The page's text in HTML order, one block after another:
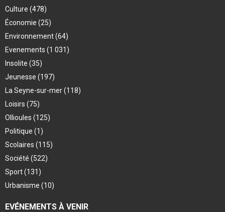
Culture (478)
Économie (25)
Environnement(64)
Evenements (1 031)
Insolite (35)
Jeunesse (197)
La Seyne-sur-mer(118)
Loisirs (75)
Ollioules (125)
Politique (1)
Scolaires (115)
Société (522)
Sport(131)
Urbanisme (10)
EVÉNEMENTS À VENIR